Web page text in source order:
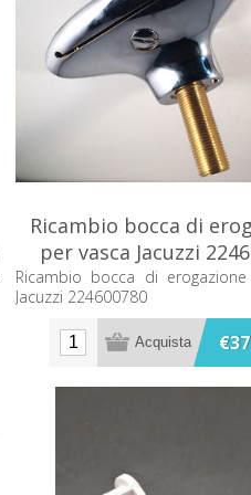
Ricambio bocca di
per vasca Jacuzzi
Ricambio bocca di
Jacuzzi 224600780